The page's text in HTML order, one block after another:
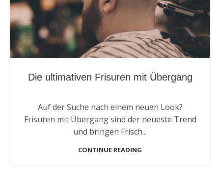
Die ultimativen Frisuren mit Übergang
Auf der Suche nach einem neuen Look?
Frisuren mit Übergang sind der neueste Trend
und bringen Frisch...
CONTINUE READING